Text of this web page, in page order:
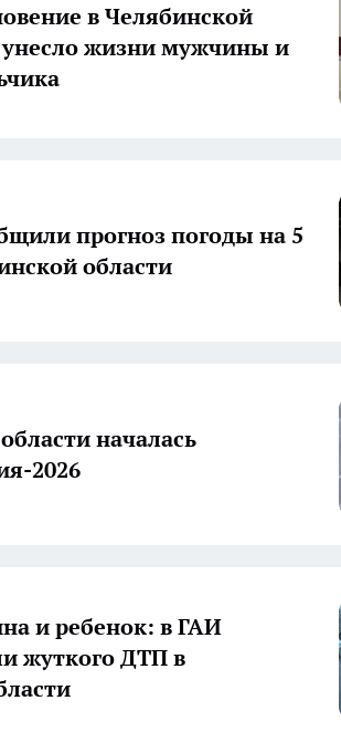
в Челябинской
жизни мужчины и
прогноз погоды на 5
области
началась
2026
и ребенок: в ГАИ
жуткого ДТП в